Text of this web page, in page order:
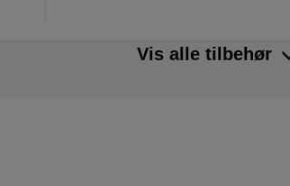
Vis alle tilbehør